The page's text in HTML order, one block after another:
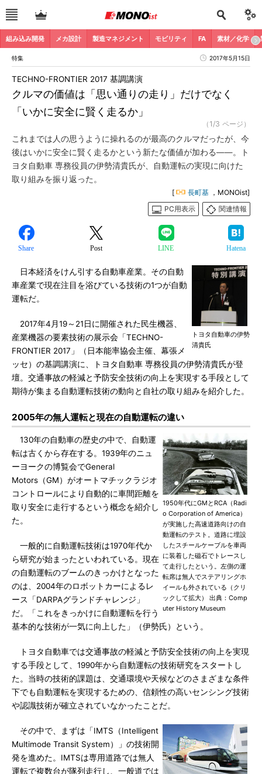
組み込み開発 メカ設計 製造マネジメント モビリティ FA 素材／化学
特集 2017年5月15日
クルマの価値は「思い通りの走り」だけでなく
「いかに安全に賢く走るか」
TECHNO-FRONTIER 2017 基調講演
（1/3 ページ）
これまでは人の思うように操れるのが最高のクルマだったが、今
後はいかに安全に賢く走るかという新たな価値が加わる――。ト
ヨタ自動車 専務役員の伊勢清貴氏が、自動運転の実現に向けた
取り組みを振り返った。
[ 長町基 ，MONOist]
PC用表示
関連情報
Share Post LINE Hatena
トヨタ自動車の伊勢
清貴氏
日本経済をけん引する自動車産業。その自動
車産業で現在注目を浴びている技術の1つが自動
運転だ。
2017年4月19～21日に開催された民生機器、
産業機器の要素技術の展示会「TECHNO-
FRONTIER 2017」（日本能率協会主催、幕張メ
ッセ）の基調講演に、トヨタ自動車 専務役員の伊勢清貴氏が登
壇。交通事故の軽減と予防安全技術の向上を実現する手段として
期待が集まる自動運転技術の動向と自社の取り組みを紹介した。
2005年の無人運転と現在の自動運転の違い
1950年代にGMとRCA（Radi
o Corporation of America）
が実施した高速道路向けの自
動運転のテスト。道路に埋設
したスチールケーブルを車両
に装着した磁石でトレースし
て走行したという。左側の運
転席は無人でステアリングホ
イールも外されている（クリ
ックして拡大） 出典：Comp
uter History Museum
130年の自動車の歴史の中で、自動運
転は古くから存在する。1939年のニュ
ーヨークの博覧会でGeneral
Motors（GM）がオートマチックラジオ
コントロールにより自動的に車間距離を
取り安全に走行するという概念を紹介し
た。
一般的に自動運転技術は1970年代か
ら研究が始まったといわれている。現在
の自動運転のブームのきっかけとなった
のは、2004年のロボットカーによるレ
ース「DARPAグランドチャレンジ」
だ。「これをきっかけに自動運転を行う
基本的な技術が一気に向上した」（伊勢氏）という。
トヨタ自動車では交通事故の軽減と予防安全技術の向上を実現
する手段として、1990年から自動運転の技術研究をスタートし
た。当時の技術的課題は、交通環境や天候などのさまざまな条件
下でも自動運転を実現するための、信頼性の高いセンシング技術
や認識技術が確立されていなかったことだ。
その中で、まずは「IMTS（Intelligent
Multimode Transit System）」の技術開
発を進めた。IMTSは専用道路では無人
運転で複数台が隊列走行し、一般道では